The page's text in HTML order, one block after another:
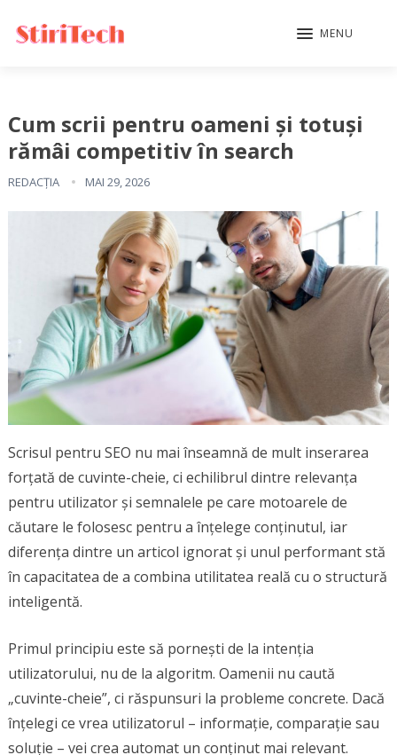
MENU
Cum scrii pentru oameni și totuși
rămâi competitiv în search
REDACȚIA MAI 29, 2026
Scrisul pentru SEO nu mai înseamnă de mult inserarea
forțată de cuvinte-cheie, ci echilibrul dintre relevanța
pentru utilizator și semnalele pe care motoarele de
căutare le folosesc pentru a înțelege conținutul, iar
diferența dintre un articol ignorat și unul performant stă
în capacitatea de a combina utilitatea reală cu o structură
inteligentă.
Primul principiu este să pornești de la intenția
utilizatorului, nu de la algoritm. Oamenii nu caută
„cuvinte-cheie”, ci răspunsuri la probleme concrete. Dacă
înțelegi ce vrea utilizatorul – informație, comparație sau
soluție – vei crea automat un conținut mai relevant.